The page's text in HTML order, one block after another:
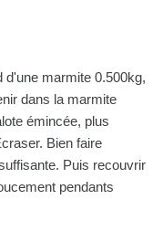
d'une marmite 0.500kg,
dans la marmite
émincée, plus
Bien faire
Puis recouvrir
pendants